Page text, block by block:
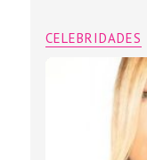
CELEBRIDADES